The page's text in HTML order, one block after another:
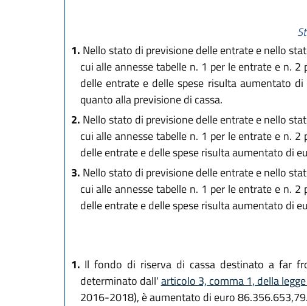
1. Nello stato di previsione delle entrate e nello
cui alle annesse tabelle n. 1 per le entrate e n.
delle entrate e delle spese risulta aumentato
quanto alla previsione di cassa.
2. Nello stato di previsione delle entrate e nello
cui alle annesse tabelle n. 1 per le entrate e n.
delle entrate e delle spese risulta aumentato di
3. Nello stato di previsione delle entrate e nello
cui alle annesse tabelle n. 1 per le entrate e n.
delle entrate e delle spese risulta aumentato di
1. Il fondo di riserva di cassa destinato a far
determinato dall'articolo 3, comma 1, della
2016-2018), è aumentato di euro 86.356.653,79.